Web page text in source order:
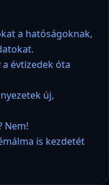
a hatóságoknak,
évtizedek óta
új,
Nem!
is kezdetét